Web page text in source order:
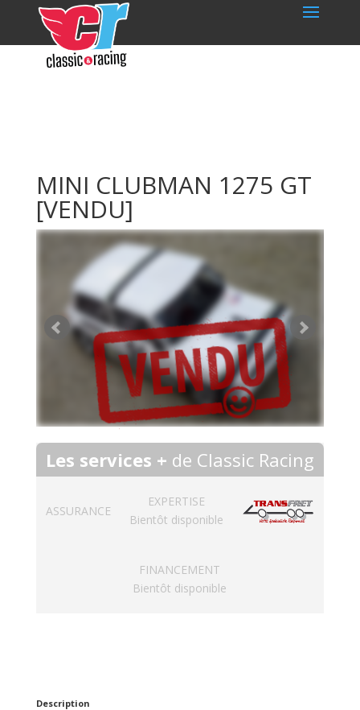
MINI CLUBMAN 1275 GT
[VENDU]
Les services + de Classic Racing
ASSURANCE
EXPERTISE
Bientôt disponible
FINANCEMENT
Bientôt disponible
Description